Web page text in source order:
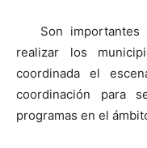
Son
realizar los
coordinada el
coordinación para
programas en el